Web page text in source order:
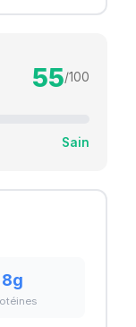
55/100
Sain
8g